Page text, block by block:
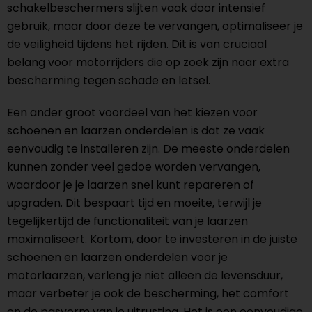
schakelbeschermers slijten vaak door intensief
gebruik, maar door deze te vervangen, optimaliseer je
de veiligheid tijdens het rijden. Dit is van cruciaal
belang voor motorrijders die op zoek zijn naar extra
bescherming tegen schade en letsel.
Een ander groot voordeel van het kiezen voor
schoenen en laarzen onderdelen is dat ze vaak
eenvoudig te installeren zijn. De meeste onderdelen
kunnen zonder veel gedoe worden vervangen,
waardoor je je laarzen snel kunt repareren of
upgraden. Dit bespaart tijd en moeite, terwijl je
tegelijkertijd de functionaliteit van je laarzen
maximaliseert. Kortom, door te investeren in de juiste
schoenen en laarzen onderdelen voor je
motorlaarzen, verleng je niet alleen de levensduur,
maar verbeter je ook de bescherming, het comfort